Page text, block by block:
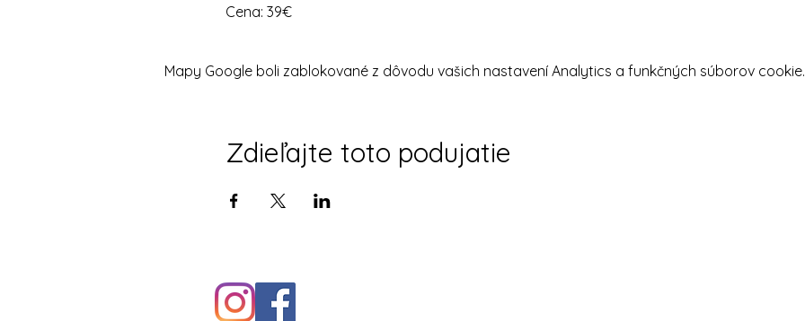
Cena: 39€
Mapy Google boli zablokované z dôvodu vašich nastavení Analytics a funkčných súborov cookie.
Zdieľajte toto podujatie